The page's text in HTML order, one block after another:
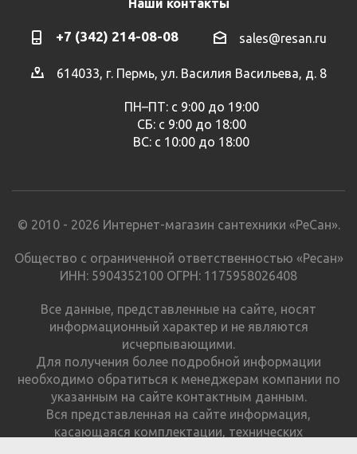
Наши контакты
+7 (342) 214-08-08 sales@resan.ru
614033, г. Пермь, ул. Василия Васильева, д. 8
ПН–ПТ: с 9:00 до 19:00
СБ: с 9:00 до 18:00
ВС: с 10:00 до 18:00
© 2010 - 2026 Интернет-магазин сантехники «РеСан».
Общество с ограниченной ответственностью «Ресан»
ИНН: 5904352100 ОГРН: 1175958026408
Все данные, представленные на сайте, носят
информационный характер и не являются
исчерпывающими.
Для получения более подробной информации
необходимо обратиться к менеджерам компании по
указанным на сайте контактным данным.
Вся представленная на сайте информация,
касающаяся комплектации, технических